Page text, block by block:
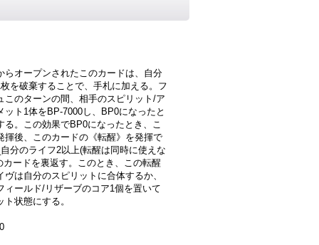
らオープンされたこのカードは、自分
を破棄することで、手札に加える。フ
このターンの間、相手のスピリット/ア
ット1体をBP-7000し、BP0になったと
る。この効果でBP0になったとき、こ
揮後、このカードの《転醒》を発揮で
分のライフ2以上(転醒は同時に使えな
カードを裏返す。このとき、この転醒
ヴは自分のスピリットに合体するか、
ィールド/リザーブのコア1個を置いて
ト状態にする。